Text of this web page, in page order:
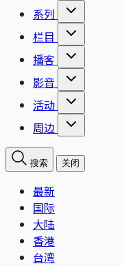
系列
栏目
播客
影音
活动
周边
搜索 关闭
最新
国际
大陆
香港
台湾